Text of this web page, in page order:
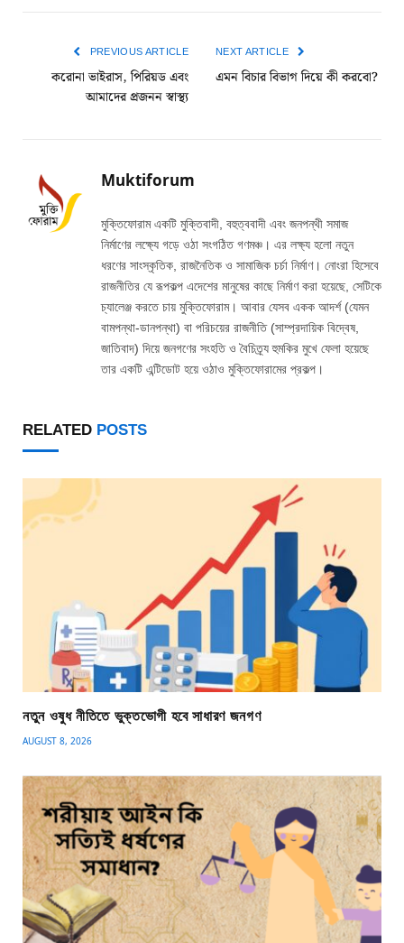
PREVIOUS ARTICLE
করোনা ভাইরাস, পিরিয়ড এবং
আমাদের প্রজনন স্বাস্থ্য
NEXT ARTICLE
এমন বিচার বিভাগ দিয়ে কী করবো?
Muktiforum
মুক্তিফোরাম একটি মুক্তিবাদী, বহুত্ববাদী এবং জনপন্থী সমাজ
নির্মাণের লক্ষ্যে গড়ে ওঠা সংগঠিত গণমঞ্চ। এর লক্ষ্য হলো নতুন
ধরণের সাংস্কৃতিক, রাজনৈতিক ও সামাজিক চর্চা নির্মাণ। নোংরা হিসেবে
রাজনীতির যে রূপকল্প এদেশের মানুষের কাছে নির্মাণ করা হয়েছে, সেটিকে
চ্যালেঞ্জ করতে চায় মুক্তিফোরাম। আবার যেসব একক আদর্শ (যেমন
বামপন্থা-ডানপন্থা) বা পরিচয়ের রাজনীতি (সাম্প্রদায়িক বিদ্বেষ,
জাতিবাদ) দিয়ে জনগণের সংহতি ও বৈচিত্র্য হুমকির মুখে ফেলা হয়েছে
তার একটি এন্টিডোট হয়ে ওঠাও মুক্তিফোরামের প্রকল্প।
RELATED POSTS
নতুন ওষুধ নীতিতে ভুক্তভোগী হবে সাধারণ জনগণ
AUGUST 8, 2026